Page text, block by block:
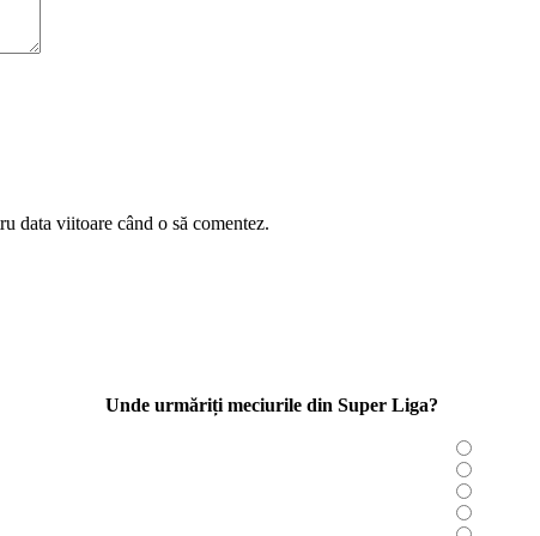
data viitoare când o să comentez.
Unde urmăriți meciurile din Super Liga?